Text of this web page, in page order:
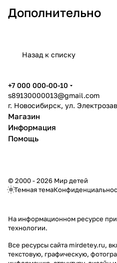
Дополнительно
Назад к списку
+7 000 000-00-10
s89130000013@gmail.com
г. Новосибирск, ул.
Магазин
Информация
Помощь
© 2000 - 2026 Мир детей
Темная тема
На информационном ресурсе
технологии.
Все ресурсы сайта mirdetey.ru,
текстовую, графическую,